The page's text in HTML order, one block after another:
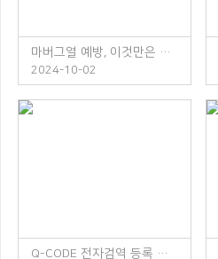
마버그열 예방, 이것만은 꼭 지켜주세요!
2024-10-02
Q-CODE 전자검역 등록 안내